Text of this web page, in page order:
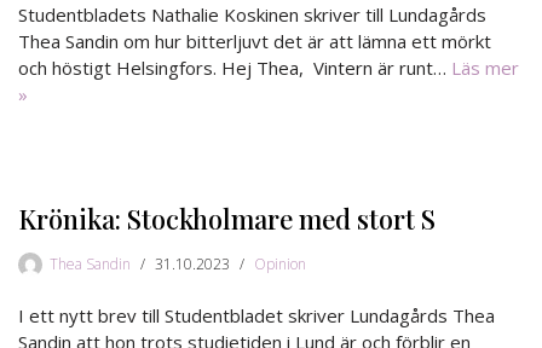
Studentbladets Nathalie Koskinen skriver till Lundagårds
Thea Sandin om hur bitterljuvt det är att lämna ett mörkt
och höstigt Helsingfors. Hej Thea, Vintern är runt… Läs mer
»
Krönika: Stockholmare med stort S
Thea Sandin 31.10.2023 Opinion
I ett nytt brev till Studentbladet skriver Lundagårds Thea
Sandin att hon trots studietiden i Lund är och förblir en